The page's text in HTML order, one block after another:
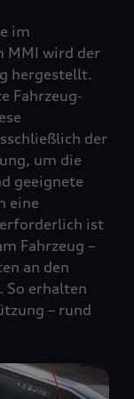
im
MMI wird der
hergestellt.
Fahrzeug‑
der
um die
geeignete
eine
ist
Fahrzeug –
an den
erhalten
– rund